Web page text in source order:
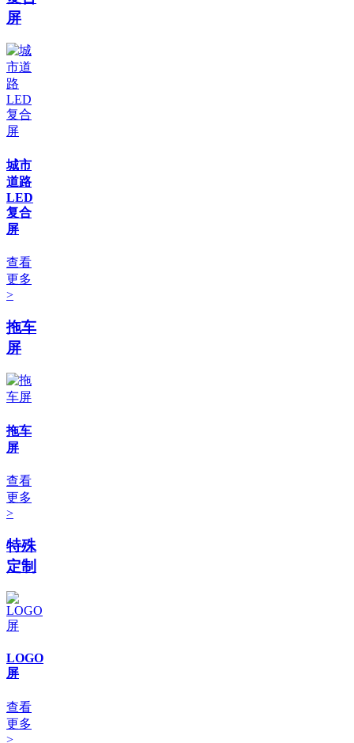
屏
城市
道路
LED
复合
屏
查看
更多
>
拖车
屏
拖车
屏
查看
更多
>
特殊
定制
LOGO
屏
查看
更多
>